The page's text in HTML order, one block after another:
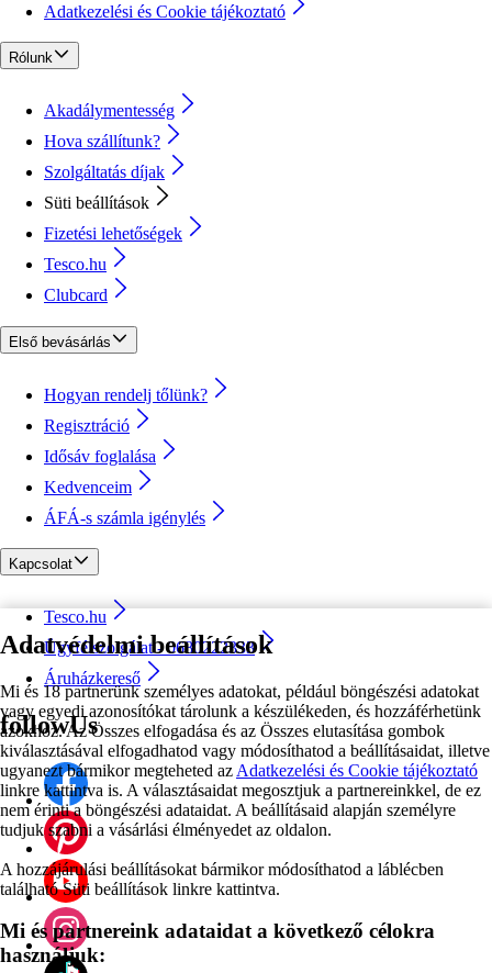
Adatvédelmi beállítások
Mi és 18 partnerünk személyes adatokat, például böngészési adatokat
vagy egyedi azonosítókat tárolunk a készülékeden, és hozzáférhetünk
azokhoz. Az Összes elfogadása és az Összes elutasítása gombok
kiválasztásával elfogadhatod vagy módosíthatod a beállításaidat, illetve
ugyanezt bármikor megteheted az Adatkezelési és Cookie tájékoztató
linkre kattintva is. A választásaidat megosztjuk a partnereinkkel, de ez
nem érinti a böngészési adataidat. A beállításaid alapján személyre
tudjuk szabni a vásárlási élményedet az oldalon.
A hozzájárulási beállításokat bármikor módosíthatod a láblécben
található Süti beállítások linkre kattintva.
Mi és partnereink adataidat a következő célokra
használjuk:
Adatkezelési és Cookie tájékoztató
Rólunk
Akadálymentesség
Hova szállítunk?
Szolgáltatás díjak
Süti beállítások
Fizetési lehetőségek
Tesco.hu
Clubcard
Első bevásárlás
Hogyan rendelj tőlünk?
Regisztráció
Idősáv foglalása
Kedvenceim
ÁFÁ-s számla igénylés
Kapcsolat
Tesco.hu
Ügyfélszolgálat - 0680222333
Áruházkereső
followUs